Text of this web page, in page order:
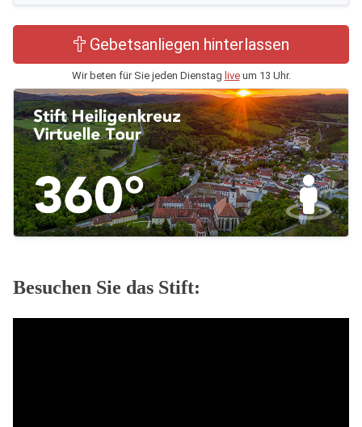
Gebetsanliegen hinterlassen
Wir beten für Sie jeden Dienstag liveum 13 Uhr.
Besuchen Sie das Stift: